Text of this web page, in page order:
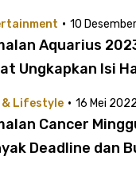
· 10
Aquarius
Ungkapkan Isi
& Lifestyle · 16 Mei 2022
Cancer
Deadline dan